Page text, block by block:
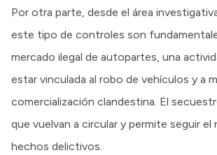
Por otra parte, desde el área
este tipo de controles son
mercado ilegal de autopartes, una
estar vinculada al robo de vehículos y a
comercialización clandestina. El
que vuelvan a circular y permite seguir
hechos delictivos.